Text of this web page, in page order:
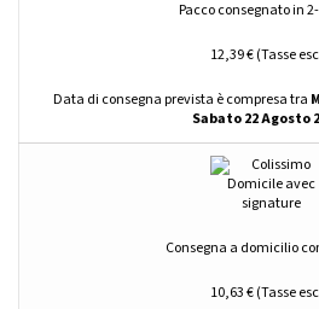
Pacco consegnato in
12,39 € (Tasse
Data di consegna prevista è compresa tra
Sabato 22 Agosto
Consegna a domicilio
10,63 € (Tasse